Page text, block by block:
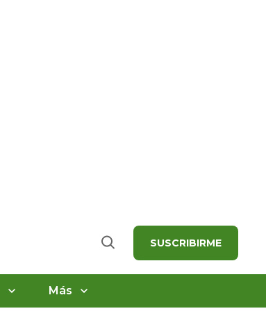
Buscar SUSCRIBIRME
Más